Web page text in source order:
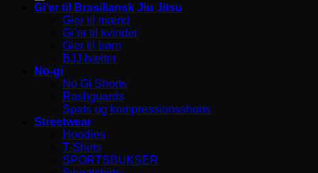
Gi’er til Brasiliansk Jiu Jitsu
Gier til mænd
Gi’er til kvinder
Gier til børn
BJJ bælter
No-gi
No Gi Shorts
Rashguards
Spats og kompressionsshorts
Streetwear
Hoodies
T-Shirts
SPORTSBUKSER